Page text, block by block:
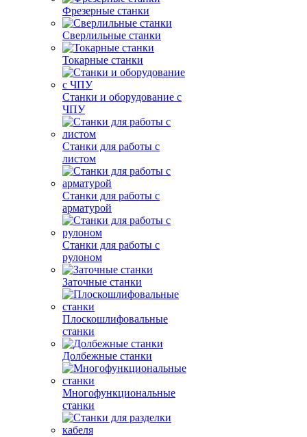
Фрезерные станки
Сверлильные станки
Токарные станки
Станки и оборудование с
ЧПУ
Станки для работы с
листом
Станки для работы с
арматурой
Станки для работы с
рулоном
Заточные станки
Плоскошлифовальные
станки
Долбежные станки
Многофункциональные
станки